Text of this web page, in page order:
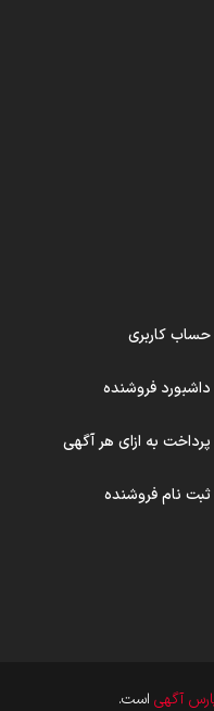
حساب کاربری
داشبورد فروشنده
پرداخت به ازای هر آگهی
ثبت نام فروشنده
آگهی است.